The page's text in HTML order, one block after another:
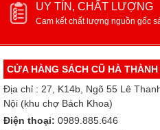
UY TÍN, CHẤT LƯỢNG
Cam kết chất lượng nguồn gốc
CỬA HÀNG SÁCH CŨ HÀ THÀNH
Địa chỉ : 27, K14b, Ngõ 55 Lê
Nội (khu chợ Bách Khoa)
Điện thoại: 0989.885.646